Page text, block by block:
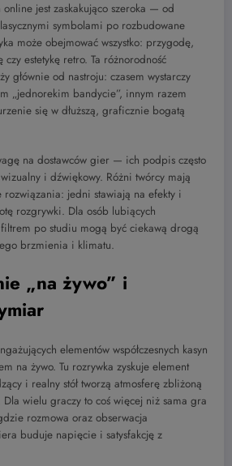
jest zaskakująco szeroka — od
symbolami po rozbudowane
może obejmować wszystko: przygodę,
estetykę retro. Ta różnorodność
głównie od nastroju: czasem wystarczy
„jednorekim bandycie”, innym razem
się w dłuższą, graficznie bogatą
na dostawców gier — ich podpis często
i dźwiękowy. Różni twórcy mają
rozwiązania: jedni stawiają na efekty i
rozgrywki. Dla osób lubiących
po studiu mogą być ciekawą drogą
brzmienia i klimatu.
„na żywo” i
elementów współczesnych kasyn
na żywo. Tu rozrywka zyskuje element
i realny stół tworzą atmosferę zbliżoną
Dla wielu graczy to coś więcej niż sama gra
rozmowa oraz obserwacja
buduje napięcie i satysfakcję z